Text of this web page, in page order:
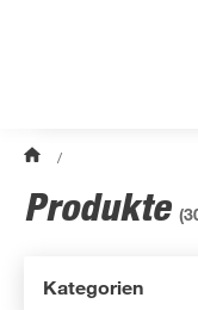
/
Produkte (
Kategorien